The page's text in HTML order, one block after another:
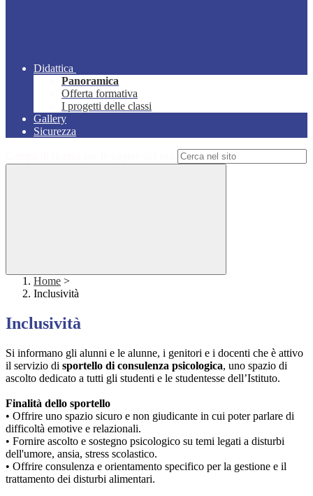
Didattica
Panoramica
Offerta formativa
I progetti delle classi
Gallery
Sicurezza
Home >
Inclusività
Inclusività
Si informano gli alunni e le alunne, i genitori e i docenti che è attivo
il servizio di sportello di consulenza psicologica, uno spazio di
ascolto dedicato a tutti gli studenti e le studentesse dell’Istituto.
Finalità dello sportello
• Offrire uno spazio sicuro e non giudicante in cui poter parlare di
difficoltà emotive e relazionali.
• Fornire ascolto e sostegno psicologico su temi legati a disturbi
dell'umore, ansia, stress scolastico.
• Offrire consulenza e orientamento specifico per la gestione e il
trattamento dei disturbi alimentari.